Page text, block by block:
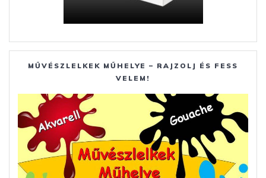
MŰVÉSZLELKEK MŰHELYE – RAJZOLJ ÉS FESS
VELEM!